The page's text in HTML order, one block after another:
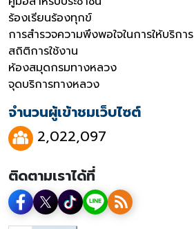
ร้องเรียนร้องทุกข์
การสำรวจความพึงพอใจในการให้บริการ
สถิติการใช้งาน
ห้องสมุดกรมทางหลวง
จุดบริการทางหลวง
จำนวนผู้เข้าชมเว็บไซต์
2,022,097
ติดตามเราได้ที่